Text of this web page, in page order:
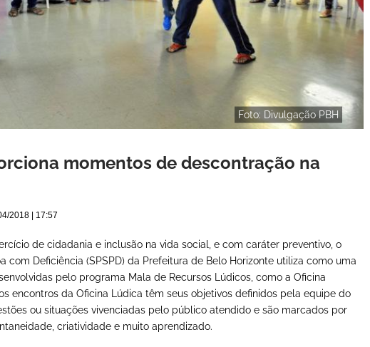
Foto: Divulgação PBH
momentos de descontração na
2018 | 17:57
de cidadania e inclusão na vida social, e com caráter preventivo, o
com Deficiência (SPSPD) da Prefeitura de Belo Horizonte utiliza como uma
pelo programa Mala de Recursos Lúdicos, como a Oficina
encontros da Oficina Lúdica têm seus objetivos definidos pela equipe do
ou situações vivenciadas pelo público atendido e são marcados por
criatividade e muito aprendizado.